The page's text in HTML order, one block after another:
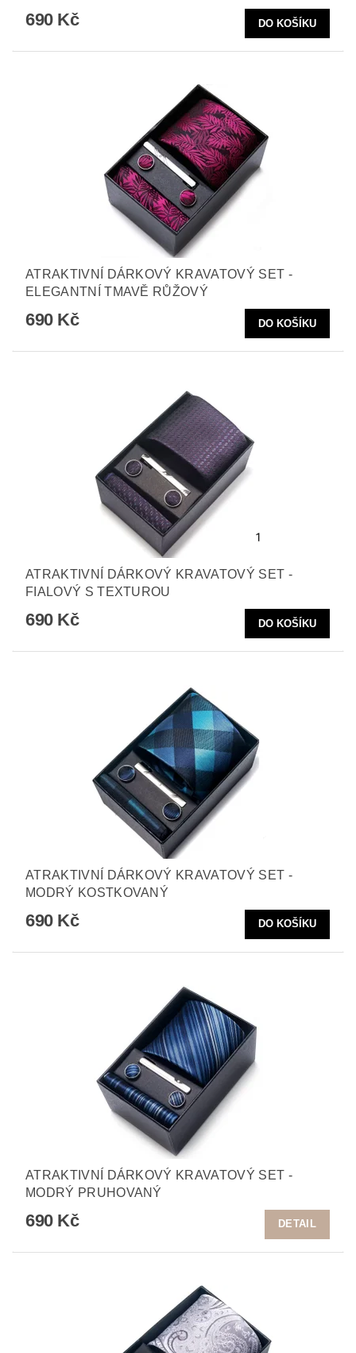
690 Kč
ATRAKTIVNÍ DÁRKOVÝ KRAVATOVÝ SET -
ELEGANTNÍ TMAVĚ RŮŽOVÝ
690 Kč
ATRAKTIVNÍ DÁRKOVÝ KRAVATOVÝ SET -
FIALOVÝ S TEXTUROU
690 Kč
ATRAKTIVNÍ DÁRKOVÝ KRAVATOVÝ SET -
MODRÝ KOSTKOVANÝ
690 Kč
ATRAKTIVNÍ DÁRKOVÝ KRAVATOVÝ SET -
MODRÝ PRUHOVANÝ
690 Kč DETAIL